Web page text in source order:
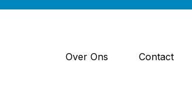
Over Ons Contact